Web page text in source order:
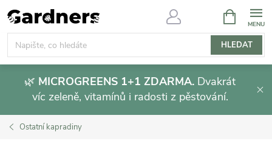
Přejít
na
obsah
HLEDAT
NÁKUPNÍ
KOŠÍK
🌿 MICROGREENS 1+1 ZDARMA. Dvakrát
víc zeleně, vitamínů i radosti z pěstování.
Ostatní kapradiny